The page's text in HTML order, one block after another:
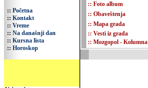
:: Početna
:: Kontakt
:: Vreme
:: Na današnji dan
:: Kursna lista
:: Horoskop
:: Foto album
:: Obaveštenja
:: Mapa grada
:: Vesti iz grada
:: Mozgopol - Kolumna